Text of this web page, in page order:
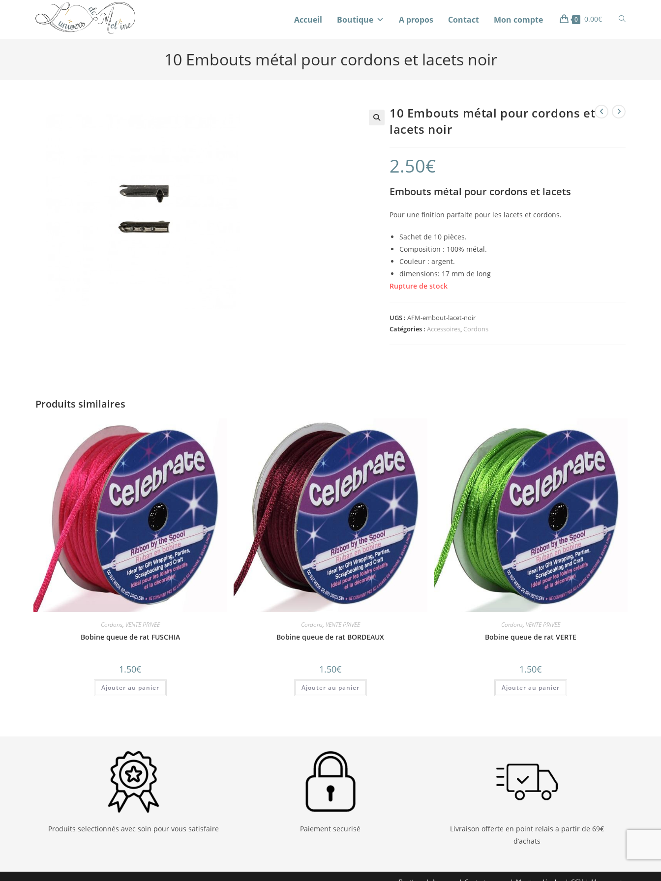
Accueil Boutique A propos Contact Mon compte 0 0.00€
10 Embouts métal pour cordons et lacets noir
10 Embouts métal pour cordons et
lacets noir
2.50€
Embouts métal pour cordons et lacets
Pour une finition parfaite pour les lacets et cordons.
Sachet de 10 pièces.
Composition : 100% métal.
Couleur : argent.
dimensions: 17 mm de long
Rupture de stock
UGS : AFM-embout-lacet-noir
Catégories : Accessoires, Cordons
Produits similaires
Cordons, VENTE PRIVEE
Bobine queue de rat FUSCHIA
1.50€
Ajouter au panier
Cordons, VENTE PRIVEE
Bobine queue de rat BORDEAUX
1.50€
Ajouter au panier
Cordons, VENTE PRIVEE
Bobine queue de rat VERTE
1.50€
Ajouter au panier
Produits selectionnés avec soin pour vous satisfaire Paiement securisé
Livraison offerte en point relais a partir de 69€
d’achats